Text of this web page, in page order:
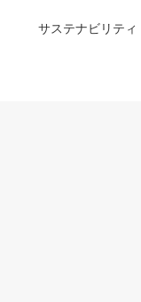
サステナビリティ